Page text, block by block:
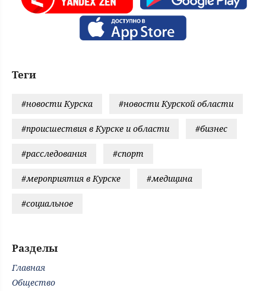
Теги
#новости Курска #новости Курской области
#происшествия в Курске и области #бизнес
#расследования #спорт
#мероприятия в Курске #медицина
#социальное
Разделы
Главная
Общество